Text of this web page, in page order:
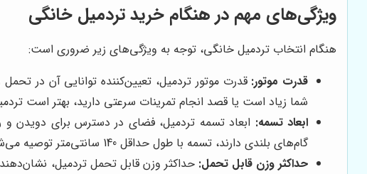
ویژگی‌های مهم در هنگام خرید تردمیل خانگی
هنگام انتخاب تردمیل خانگی، توجه به ویژگی‌های زیر ضروری است:
قدرت موتور:
شما زیاد است یا قصد انجام تمرینات سرعتی دارید، بهتر است
ابعاد تسمه: ابعاد تسمه تردمیل، فضای در دسترس برای دویدن و
گام‌های بلندی دارند، تسمه با طول حداقل 140 سانتی‌متر توصیه می‌شود.
حداکثر وزن قابل تحمل: حداکثر وزن قابل تحمل تردمیل،